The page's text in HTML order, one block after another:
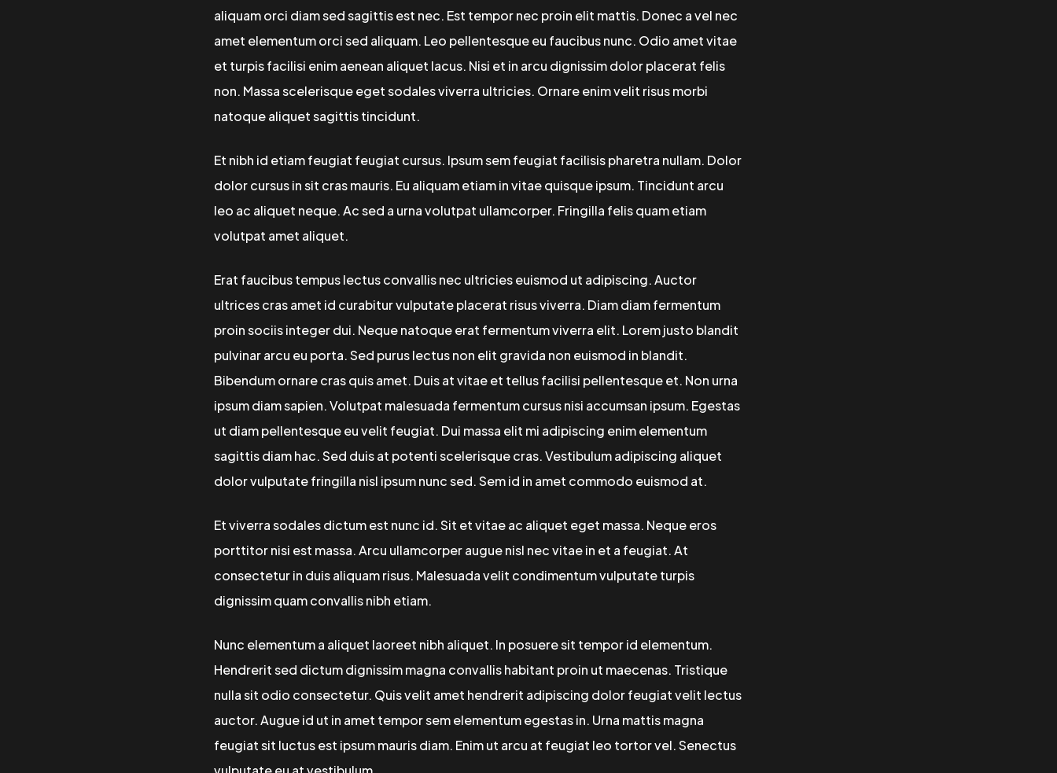
aliquam orci diam sed sagittis est nec. Est tempor nec proin elit mattis. Donec a vel nec
amet elementum orci sed aliquam. Leo pellentesque eu faucibus nunc. Odio amet vitae
et turpis facilisi enim aenean aliquet lacus. Nisi et in arcu dignissim dolor placerat felis
non. Massa scelerisque eget sodales viverra ultricies. Ornare enim velit risus morbi
natoque aliquet sagittis tincidunt.
Et nibh id etiam feugiat feugiat cursus. Ipsum sem feugiat facilisis pharetra nullam. Dolor
dolor cursus in sit cras mauris. Eu aliquam etiam in vitae quisque ipsum. Tincidunt arcu
leo ac aliquet neque. Ac sed a urna volutpat ullamcorper. Fringilla felis quam etiam
volutpat amet aliquet.
Erat faucibus tempus lectus convallis nec ultricies euismod ut adipiscing. Auctor
ultrices cras amet id curabitur vulputate placerat risus viverra. Diam diam fermentum
proin sociis integer dui. Neque natoque erat fermentum viverra elit. Lorem justo blandit
pulvinar arcu eu porta. Sed purus lectus non elit gravida non euismod in blandit.
Bibendum ornare cras quis amet. Duis at vitae et tellus facilisi pellentesque et. Non urna
ipsum diam sapien. Volutpat malesuada fermentum cursus nisi accumsan ipsum. Egestas
ut diam pellentesque eu velit feugiat. Dui massa elit mi adipiscing enim elementum
sagittis diam hac. Sed duis at potenti scelerisque cras. Vestibulum adipiscing aliquet
dolor vulputate fringilla nisl ipsum nunc sed. Sem id in amet commodo euismod at.
Et viverra sodales dictum est nunc id. Sit et vitae ac aliquet eget massa. Neque eros
porttitor nisi est massa. Arcu ullamcorper augue nisl nec vitae in et a feugiat. At
consectetur in duis aliquam risus. Malesuada velit condimentum vulputate turpis
dignissim quam convallis nibh etiam.
Nunc elementum a aliquet laoreet nibh aliquet. In posuere sit tempor id elementum.
Hendrerit sed dictum dignissim magna convallis habitant proin ut maecenas. Tristique
nulla sit odio consectetur. Quis velit amet hendrerit adipiscing dolor feugiat velit lectus
auctor. Augue id ut in amet tempor sem elementum egestas in. Urna mattis magna
feugiat sit luctus est ipsum mauris diam. Enim ut arcu at feugiat leo tortor vel. Senectus